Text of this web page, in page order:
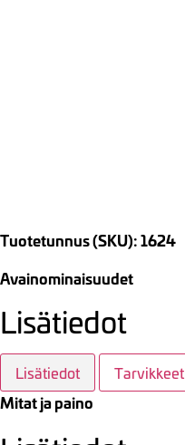
Tuotetunnus (SKU): 1624
Avainominaisuudet
Lisätiedot
Lisätiedot Tarvikkeet
Mitat ja paino